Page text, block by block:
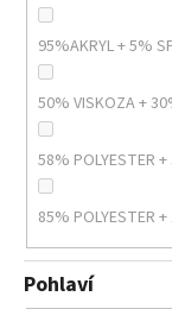
95%AKRYL + 5%
50% VISKOZA +
58% POLYESTER +
85% POLYESTER
Pohlaví